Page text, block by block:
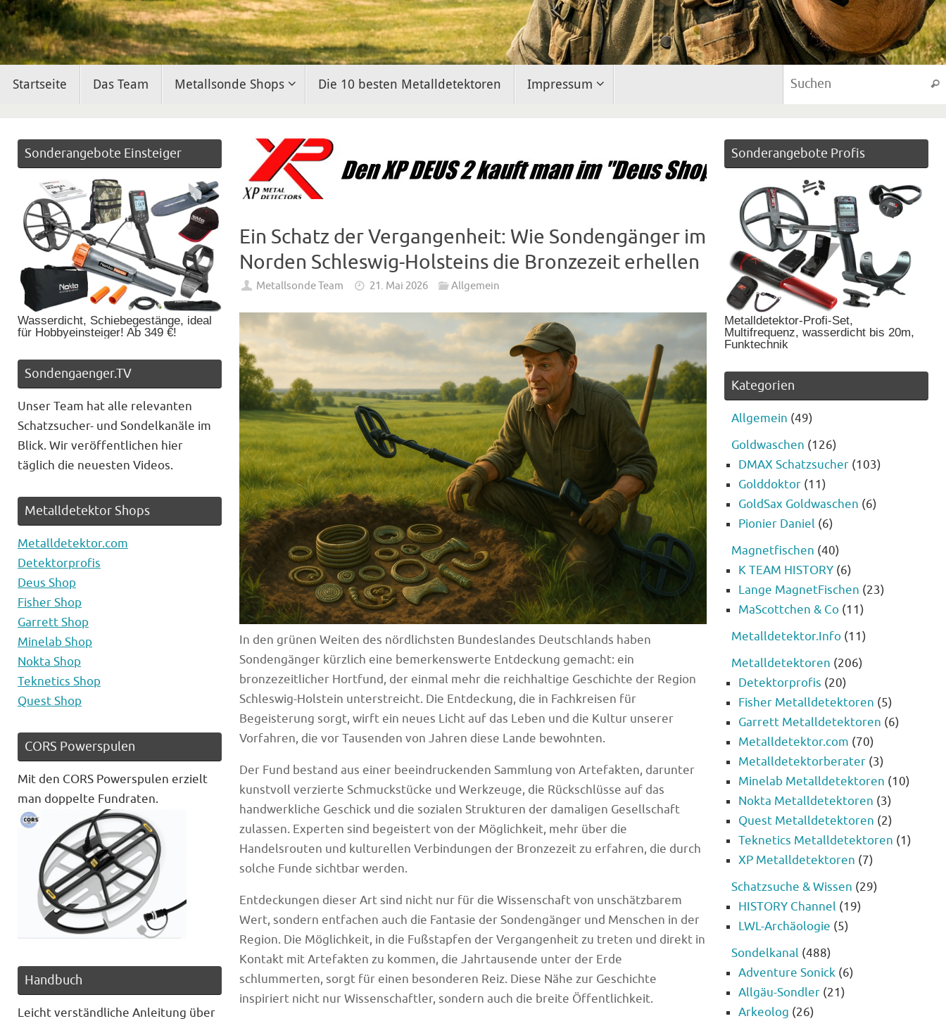
InhaltStartseite Das Team Metallsonde Shops Die 10 besten Metalldetektoren Impressum
Ein Schatz der Vergangenheit: Wie Sondengänger im
Norden Schleswig-Holsteins die Bronzezeit erhellen
Metallsonde Team 21. Mai 2026 Allgemein
In den grünen Weiten des nördlichsten Bundeslandes Deutschlands haben
Sondengänger kürzlich eine bemerkenswerte Entdeckung gemacht: ein
bronzezeitlicher Hortfund, der einmal mehr die reichhaltige Geschichte der Region
Schleswig-Holstein unterstreicht. Die Entdeckung, die in Fachkreisen für
Begeisterung sorgt, wirft ein neues Licht auf das Leben und die Kultur unserer
Vorfahren, die vor Tausenden von Jahren diese Lande bewohnten.
Der Fund bestand aus einer beeindruckenden Sammlung von Artefakten, darunter
kunstvoll verzierte Schmuckstücke und Werkzeuge, die Rückschlüsse auf das
handwerkliche Geschick und die sozialen Strukturen der damaligen Gesellschaft
zulassen. Experten sind begeistert von der Möglichkeit, mehr über die
Handelsrouten und kulturellen Verbindungen der Bronzezeit zu erfahren, die durch
solche Funde sichtbar werden.
Entdeckungen dieser Art sind nicht nur für die Wissenschaft von unschätzbarem
Wert, sondern entfachen auch die Fantasie der Sondengänger und Menschen in der
Region. Die Möglichkeit, in die Fußstapfen der Vergangenheit zu treten und direkt in
Kontakt mit Artefakten zu kommen, die Jahrtausende unter der Erde
schlummerten, sorgt für einen besonderen Reiz. Diese Nähe zur Geschichte
inspiriert nicht nur Wissenschaftler, sondern auch die breite Öffentlichkeit.
Sonderangebote Einsteiger
Wasserdicht, Schiebegestänge, ideal
für Hobbyeinsteiger! Ab 349 €!
Sondengaenger.TV
Unser Team hat alle relevanten
Schatzsucher- und Sondelkanäle im
Blick. Wir veröffentlichen hier
täglich die neuesten Videos.
Metalldetektor Shops
Metalldetektor.com
Detektorprofis
Deus Shop
Fisher Shop
Garrett Shop
Minelab Shop
Nokta Shop
Teknetics Shop
Quest Shop
CORS Powerspulen
Mit den CORS Powerspulen erzielt
man doppelte Fundraten.
Handbuch
Leicht verständliche Anleitung über
Sonderangebote Profis
Metalldetektor-Profi-Set,
Multifrequenz, wasserdicht bis 20m,
Funktechnik
Kategorien
Allgemein (49)
Goldwaschen (126)
DMAX Schatzsucher (103)
Golddoktor (11)
GoldSax Goldwaschen (6)
Pionier Daniel (6)
Magnetfischen (40)
K TEAM HISTORY (6)
Lange MagnetFischen (23)
MaScottchen & Co (11)
Metalldetektor.Info (11)
Metalldetektoren (206)
Detektorprofis (20)
Fisher Metalldetektoren (5)
Garrett Metalldetektoren (6)
Metalldetektor.com (70)
Metalldetektorberater (3)
Minelab Metalldetektoren (10)
Nokta Metalldetektoren (3)
Quest Metalldetektoren (2)
Teknetics Metalldetektoren (1)
XP Metalldetektoren (7)
Schatzsuche & Wissen (29)
HISTORY Channel (19)
LWL-Archäologie (5)
Sondelkanal (488)
Adventure Sonick (6)
Allgäu-Sondler (21)
Arkeolog (26)